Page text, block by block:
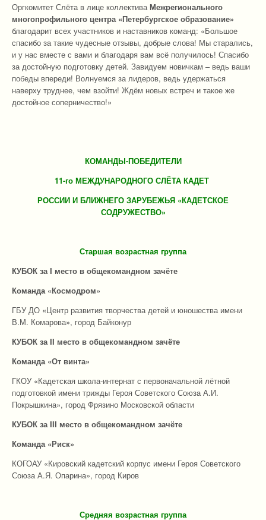
Оргкомитет Слёта в лице коллектива Межрегионального
многопрофильного центра «Петербургское образование»
благодарит всех участников и наставников команд: «Большое
спасибо за такие чудесные отзывы, добрые слова! Мы старались,
и у нас вместе с вами и благодаря вам всё получилось! Спасибо
за достойную подготовку детей. Завидуем новичкам – ведь ваши
победы впереди! Волнуемся за лидеров, ведь удержаться
наверху труднее, чем взойти! Ждём новых встреч и такое же
достойное соперничество!»
КОМАНДЫ-ПОБЕДИТЕЛИ
11-го МЕЖДУНАРОДНОГО СЛЁТА КАДЕТ
РОССИИ И БЛИЖНЕГО ЗАРУБЕЖЬЯ «КАДЕТСКОЕ
СОДРУЖЕСТВО»
Старшая возрастная группа
КУБОК за I место в общекомандном зачёте
Команда «Космодром»
ГБУ ДО «Центр развития творчества детей и юношества имени
В.М. Комарова», город Байконур
КУБОК за II место в общекомандном зачёте
Команда «От винта»
ГКОУ «Кадетская школа-интернат с первоначальной лётной
подготовкой имени трижды Героя Советского Союза А.И.
Покрышкина», город Фрязино Московской области
КУБОК за III место в общекомандном зачёте
Команда «Риск»
КОГОАУ «Кировский кадетский корпус имени Героя Советского
Союза А.Я. Опарина», город Киров
Средняя возрастная группа